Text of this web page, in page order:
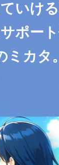
いけ
ポート
カタ